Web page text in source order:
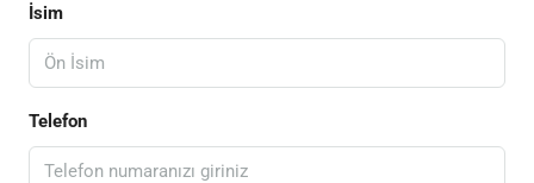
İsim
Telefon